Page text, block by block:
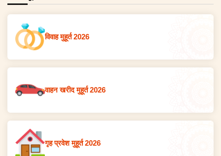
विवाह मुहूर्त 2026
वाहन खरीद मुहूर्त 2026
गृह प्रवेश मुहूर्त 2026